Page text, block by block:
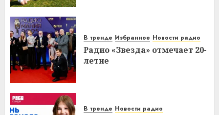
В тренде Избранное Новости радио
Радио «Звезда» отмечает 20-
летие
В тренде Новости радио